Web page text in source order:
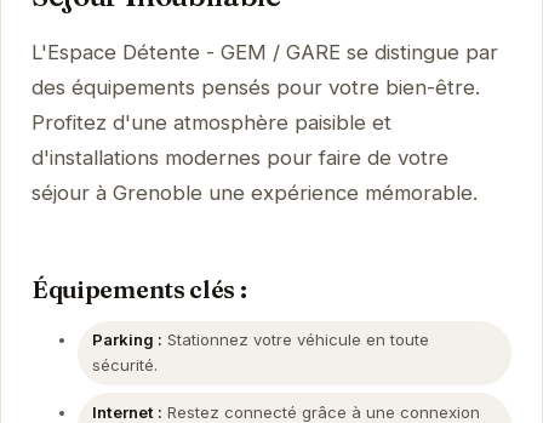
L'Espace Détente - GEM / GARE se distingue par
des équipements pensés pour votre bien-être.
Profitez d'une atmosphère paisible et
d'installations modernes pour faire de votre
séjour à Grenoble une expérience mémorable.
Équipements clés :
Parking : Stationnez votre véhicule en toute
sécurité.
Internet : Restez connecté grâce à une connexion